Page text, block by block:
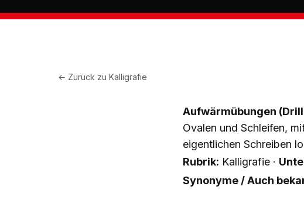
← Zurück zuKalligrafie
Aufwärmübungen
Ovalen und Schleifen,
eigentlichen Schreiben
Rubrik: Kalligrafie ·
Synonyme / Auch